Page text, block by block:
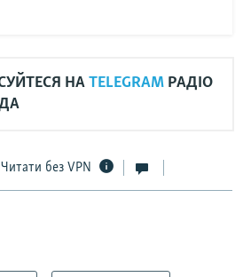
НА TELEGRAM РАДІО
Читати без VPN